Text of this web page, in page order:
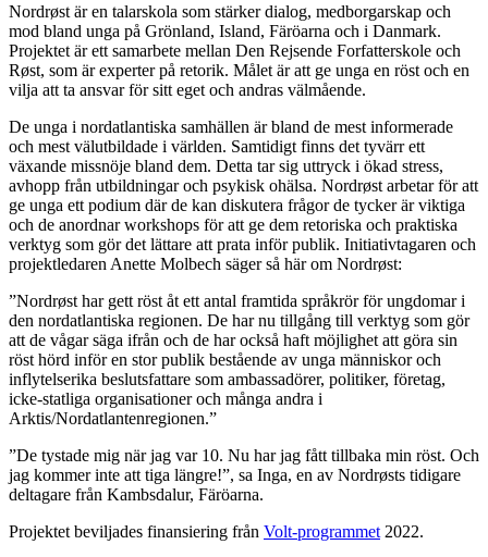
Nordrøst är en talarskola som stärker dialog, medborgarskap och
mod bland unga på Grönland, Island, Färöarna och i Danmark.
Projektet är ett samarbete mellan Den Rejsende Forfatterskole och
Røst, som är experter på retorik. Målet är att ge unga en röst och en
vilja att ta ansvar för sitt eget och andras välmående.
De unga i nordatlantiska samhällen är bland de mest informerade
och mest välutbildade i världen. Samtidigt finns det tyvärr ett
växande missnöje bland dem. Detta tar sig uttryck i ökad stress,
avhopp från utbildningar och psykisk ohälsa. Nordrøst arbetar för att
ge unga ett podium där de kan diskutera frågor de tycker är viktiga
och de anordnar workshops för att ge dem retoriska och praktiska
verktyg som gör det lättare att prata inför publik. Initiativtagaren och
projektledaren Anette Molbech säger så här om Nordrøst:
”Nordrøst har gett röst åt ett antal framtida språkrör för ungdomar i
den nordatlantiska regionen. De har nu tillgång till verktyg som gör
att de vågar säga ifrån och de har också haft möjlighet att göra sin
röst hörd inför en stor publik bestående av unga människor och
inflytelserika beslutsfattare som ambassadörer, politiker, företag,
icke-statliga organisationer och många andra i
Arktis/Nordatlantenregionen.”
”De tystade mig när jag var 10. Nu har jag fått tillbaka min röst. Och
jag kommer inte att tiga längre!”, sa Inga, en av Nordrøsts tidigare
deltagare från Kambsdalur, Färöarna.
Projektet beviljades finansiering från Volt-programmet 2022.